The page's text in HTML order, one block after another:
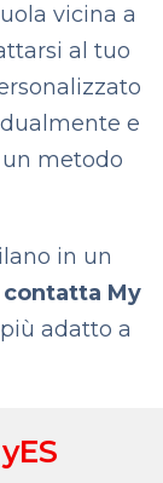
vicina a
al tuo
e
metodo
in un
contatta My
adatto a